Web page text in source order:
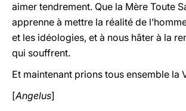
aimer tendrement. Que la Mère Toute
apprenne à mettre la réalité de
et les idéologies, et à nous hâter à la
qui souffrent.
Et maintenant prions tous ensemble la
[Angelus]